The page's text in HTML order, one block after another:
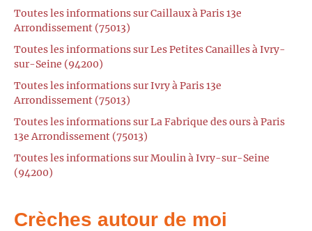
Toutes les informations sur Caillaux à Paris 13e
Arrondissement (75013)
Toutes les informations sur Les Petites Canailles à Ivry-
sur-Seine (94200)
Toutes les informations sur Ivry à Paris 13e
Arrondissement (75013)
Toutes les informations sur La Fabrique des ours à Paris
13e Arrondissement (75013)
Toutes les informations sur Moulin à Ivry-sur-Seine
(94200)
Crèches autour de moi